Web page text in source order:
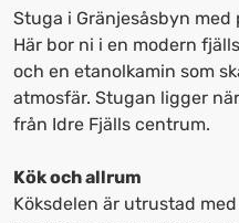
frågetecknet
för
att
få
upp
för
att
Stuga i Gränjesåsbyn
Här bor ni i en modern
och en etanolkamin som
atmosfär. Stugan ligger
från Idre Fjälls centrum.
Kök och allrum
Köksdelen är utrustad